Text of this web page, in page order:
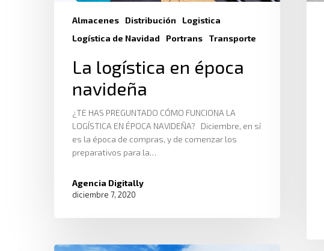
Almacenes Distribución
Logistica
Logística de Navidad
Portrans Transporte
La logística en época
navideña
¿TE HAS PREGUNTADO CÓMO FUNCIONA LA
LOGÍSTICA EN ÉPOCA NAVIDEÑA? Diciembre, en sí
es la época de compras, y de comenzar los
preparativos para la…
Agencia Digitally
diciembre 7, 2020